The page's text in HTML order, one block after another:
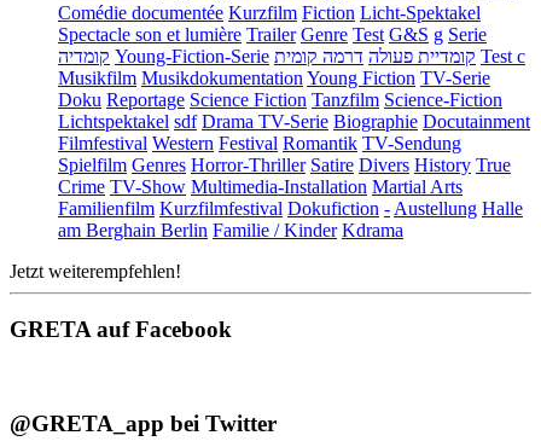
Comédie documentée Kurzfilm Fiction Licht-Spektakel
Spectacle son et lumière Trailer Genre Test G&S g Serie
קומדיה Young-Fiction-Serie קומדיית פעולה דרמה קומית
Test c
Musikfilm Musikdokumentation Young Fiction TV-Serie
Doku Reportage Science Fiction Tanzfilm Science-Fiction
Lichtspektakel sdf Drama TV-Serie Biographie Docutainment
Filmfestival Western Festival Romantik TV-Sendung
Spielfilm Genres Horror-Thriller Satire Divers History True
Crime TV-Show Multimedia-Installation Martial Arts
Familienfilm Kurzfilmfestival Dokufiction - Austellung Halle
am Berghain Berlin Familie / Kinder Kdrama
Jetzt weiterempfehlen!
GRETA auf Facebook
@GRETA_app bei Twitter